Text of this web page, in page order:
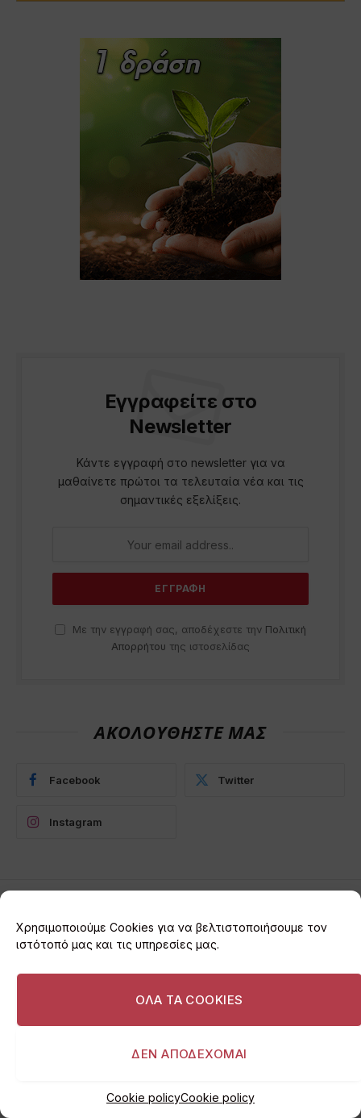
Χρησιμοποιούμε Cookies για να βελτιστοποιήσουμε τον
ιστότοπό μας και τις υπηρεσίες μας.
ΟΛΑ ΤΑ COOKIES
ΔΕΝ ΑΠΟΔΕΧΟΜΑΙ
Cookie policyCookie policy
Εγγραφείτε στο
Newsletter
Κάντε εγγραφή στο newsletter για να
μαθαίνετε πρώτοι τα τελευταία νέα και τις
σημαντικές εξελίξεις.
Με την εγγραφή σας, αποδέχεστε την Πολιτική
Απορρήτου της ιστοσελίδας
ΑΚΟΛΟΥΘΗΣΤΕ ΜΑΣ
Facebook Twitter
Instagram
ΒΆΡΗ
Αρχείο Μητρώου
Προμηθευτών του Δήμου;
Δήμαρχος 3Β: «Να μπείτε
στο “Διαύγεια” να το
πάρετε!»